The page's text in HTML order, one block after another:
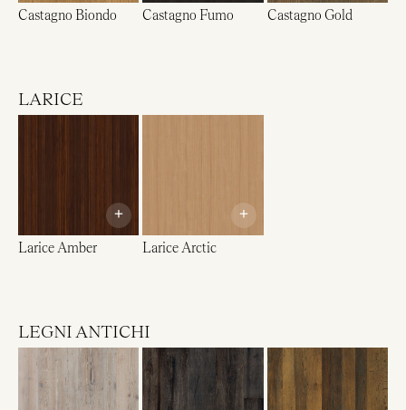
Castagno Biondo Castagno Fumo Castagno Gold
LARICE
+
Larice Amber
+
Larice Arctic
LEGNI ANTICHI